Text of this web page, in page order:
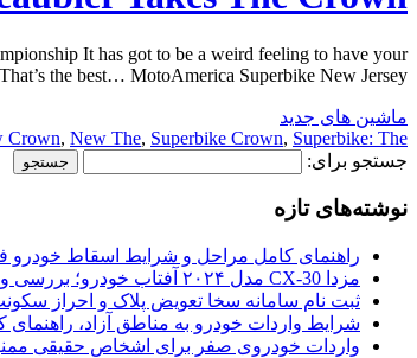
It has got to be a weird feeling to have your
the best… MotoAmerica Superbike New Jersey: […]
ماشین های جدید
Crown, New The, Superbike Crown, Superbike: The
جستجو برای:
نوشته‌های تازه
راهنمای کامل مراحل و شرایط اسقاط خودرو فرسوده (14
مزدا CX-30 مدل ۲۰۲۴ آفتاب خودرو؛ بررسی و مشخصات فنی
ثبت نام سامانه سخا تعویض پلاک و احراز
شرایط واردات خودرو به مناطق آزاد، راهنمای
واردات خودروی صفر برای اشخاص حقیقی